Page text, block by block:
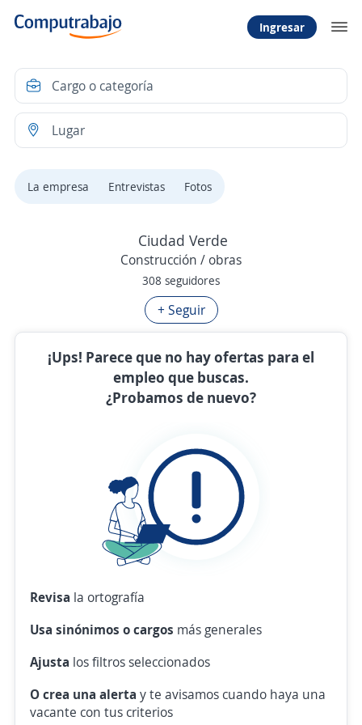
Ingresar
La empresa Entrevistas Fotos
Ciudad Verde
Construcción / obras
308 seguidores
+ Seguir
¡Ups! Parece que no hay ofertas para el
empleo que buscas.
¿Probamos de nuevo?
Revisa la ortografía
Usa sinónimos o cargos más generales
Ajusta los filtros seleccionados
O crea una alerta y te avisamos cuando haya una
vacante con tus criterios